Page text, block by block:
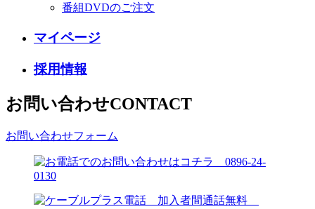
番組DVDのご注文
マイページ
採用情報
お問い合わせCONTACT
お問い合わせフォーム